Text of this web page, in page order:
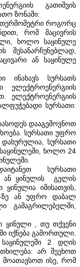
გათიშვის
ზონაში:
თერმომეტრი როგორც
რომ მაცივრის
ხოლო საყინულე
ან საყინულე
ინახავს სურსათს
ელექტროენერგიის
ელექტროენერგიის
სურსათი:
დააგემოვნოთ
სურსათი უფრო
დახურულია, სურსათი
ხოლო 24
სურსათი
ან ყინულის გელის
იმისათვის,
ზე ან უფრო დაბალ
გამაგრილებელში,
ყინული , თუ თქვენი
იქნება გამორთული.
2 დღის
არ შეეხოთ
ისე, რომ